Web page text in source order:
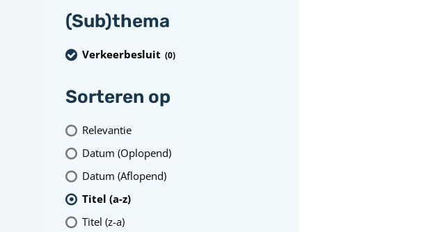
(Sub)thema
Verkeerbesluit (0)
Sorteren op
Relevantie
Datum (Oplopend)
Datum (Aflopend)
Titel (a-z)
Titel (z-a)